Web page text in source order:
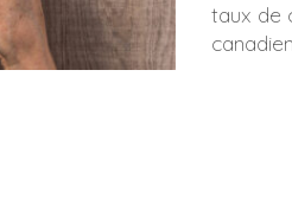
taux de